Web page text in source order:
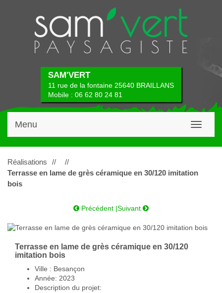
SAM'VERT
11 rue de la fontaine 25640 BRAILLANS
Mobile : 06 62 80 24 81
Toggle
Menu
Réalisations //
//
Terrasse en lame de grès céramique en 30/120 imitation
bois
Précédent |Suivant
Terrasse en lame de grès céramique en 30/120
imitation bois
Ville : Besançon
Année: 2023
Description du projet: